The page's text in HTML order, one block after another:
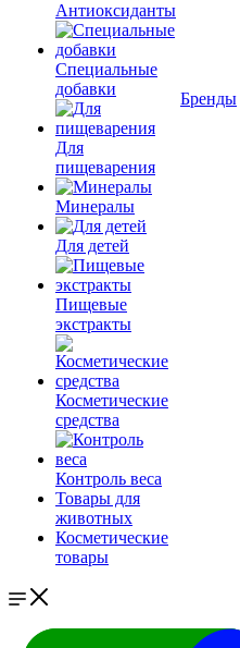
Антиоксиданты
Специальные
добавки
Для
пищеварения
Минералы
Для детей
Пищевые
экстракты
Косметические
средства
Контроль веса
Товары для
животных
Косметические
товары
Бренды